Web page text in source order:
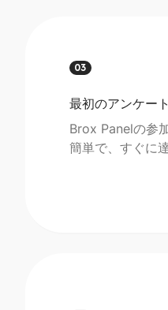
03
最初のアンケー
Brox Panelの参
簡単で、すぐに